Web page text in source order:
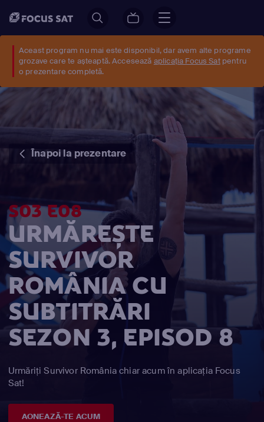
Aceast program nu mai este disponibil, dar avem alte programe
grozave care te așteaptă. Accesează aplicația Focus Satpentru
o prezentare completă.
Înapoi la prezentare
S03 E08
URMĂREȘTE
SURVIVOR
ROMÂNIA CU
SUBTITRĂRI
SEZON 3, EPISOD 8
Urmăriți Survivor România chiar acum în aplicația Focus
Sat!
AONEAZĂ-TE ACUM